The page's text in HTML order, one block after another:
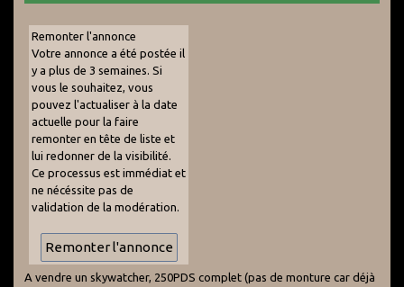
Remonter l'annonce
Votre annonce a été postée il
y a plus de 3 semaines. Si
vous le souhaitez, vous
pouvez l'actualiser à la date
actuelle pour la faire
remonter en tête de liste et
lui redonner de la visibilité.
Ce processus est immédiat et
ne nécéssite pas de
validation de la modération.
A vendre un skywatcher, 250PDS complet (pas de monture car déjà